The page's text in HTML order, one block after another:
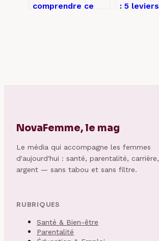
comprendre ce
: 5 leviers
NovaFemme, le mag
Le média qui accompagne les femmes
d'aujourd'hui : santé, parentalité, carrière,
argent — sans tabou et sans filtre.
RUBRIQUES
Santé & Bien-être
Parentalité